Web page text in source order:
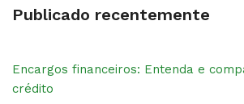
Publicado recentemente
Encargos financeiros: Entenda e
crédito